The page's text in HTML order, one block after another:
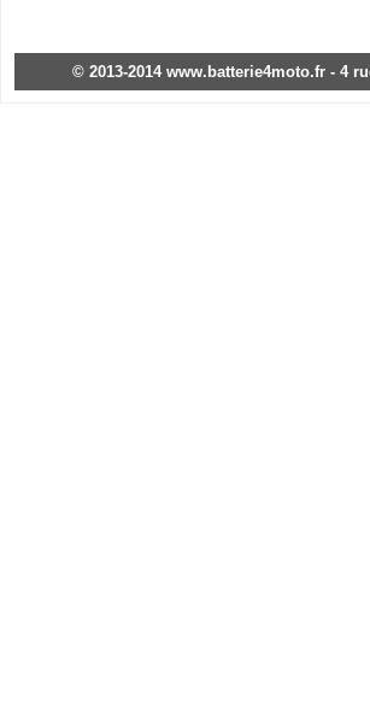
© 2013-2014 www.batterie4moto.fr - 4